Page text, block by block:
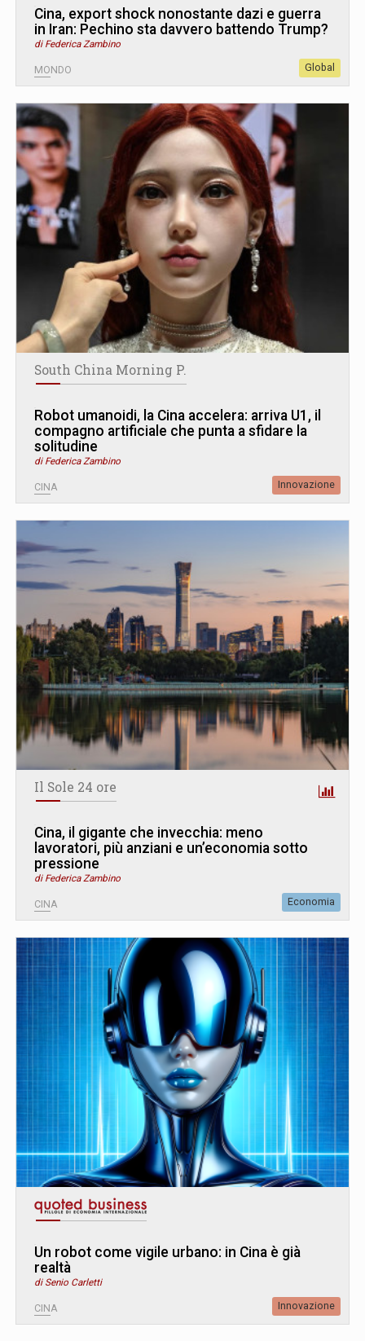
Cina, export shock nonostante dazi e guerra
in Iran: Pechino sta davvero battendo Trump?
di Federica Zambino
MONDO Global
South China Morning P.
Robot umanoidi, la Cina accelera: arriva U1, il
compagno artificiale che punta a sfidare la
solitudine
di Federica Zambino
CINA Innovazione
Il Sole 24 ore
Cina, il gigante che invecchia: meno
lavoratori, più anziani e un’economia sotto
pressione
di Federica Zambino
CINA Economia
Un robot come vigile urbano: in Cina è già
realtà
di Senio Carletti
CINA Innovazione